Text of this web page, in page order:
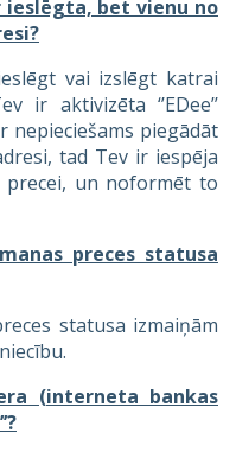
ieslēgta, bet vienu no
ieslēgt vai izslēgt katrai
ir aktivizēta ‘’EDee’’
nepieciešams piegādāt
tad Tev ir iespēja
precei, un noformēt to
preces statusa
statusa izmaiņām
(interneta bankas